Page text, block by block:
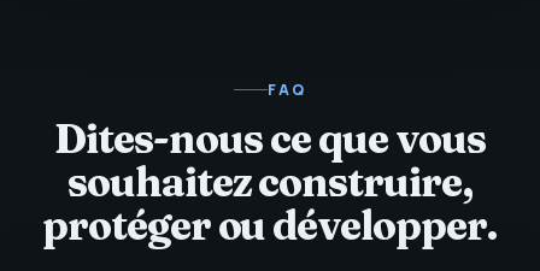
FAQ
Dites-nous ce que vous
souhaitez construire,
protéger ou développer.